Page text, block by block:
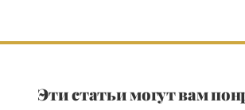
Эти статьи могут вам